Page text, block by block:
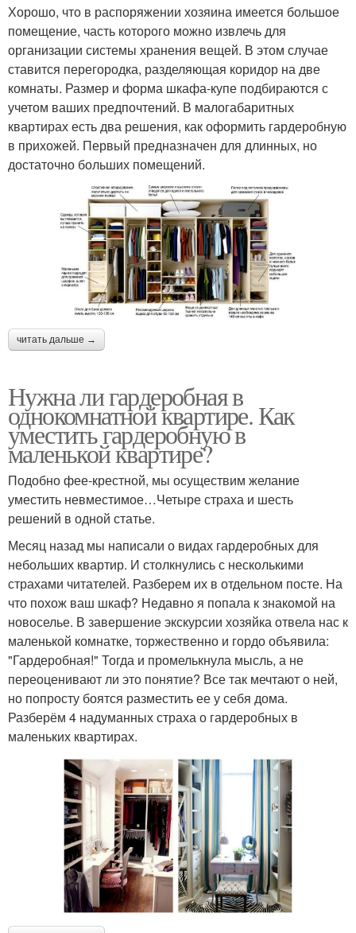
Хорошо, что в распоряжении хозяина имеется большое
помещение, часть которого можно извлечь для
организации системы хранения вещей. В этом случае
ставится перегородка, разделяющая коридор на две
комнаты. Размер и форма шкафа-купе подбираются с
учетом ваших предпочтений. В малогабаритных
квартирах есть два решения, как оформить гардеробную
в прихожей. Первый предназначен для длинных, но
достаточно больших помещений.
читать дальше →
Нужна ли гардеробная в
однокомнатной квартире. Как
уместить гардеробную в
маленькой квартире?
Подобно фее-крестной, мы осуществим желание
уместить невместимое…Четыре страха и шесть
решений в одной статье.
Месяц назад мы написали о видах гардеробных для
небольших квартир. И столкнулись с несколькими
страхами читателей. Разберем их в отдельном посте. На
что похож ваш шкаф? Недавно я попала к знакомой на
новоселье. В завершение экскурсии хозяйка отвела нас к
маленькой комнатке, торжественно и гордо объявила:
"Гардеробная!" Тогда и промелькнула мысль, а не
переоценивают ли это понятие? Все так мечтают о ней,
но попросту боятся разместить ее у себя дома.
Разберём 4 надуманных страха о гардеробных в
маленьких квартирах.